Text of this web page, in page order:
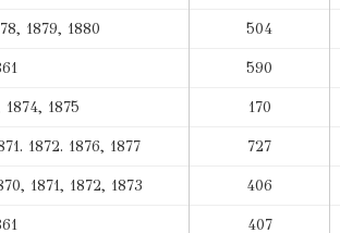
1879, 1880 504
590
1874, 1875 170
1872. 1876, 1877 727
1871, 1872, 1873 406
407